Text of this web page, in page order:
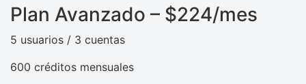
Plan Avanzado – $224/mes
5 usuarios / 3 cuentas
600 créditos mensuales